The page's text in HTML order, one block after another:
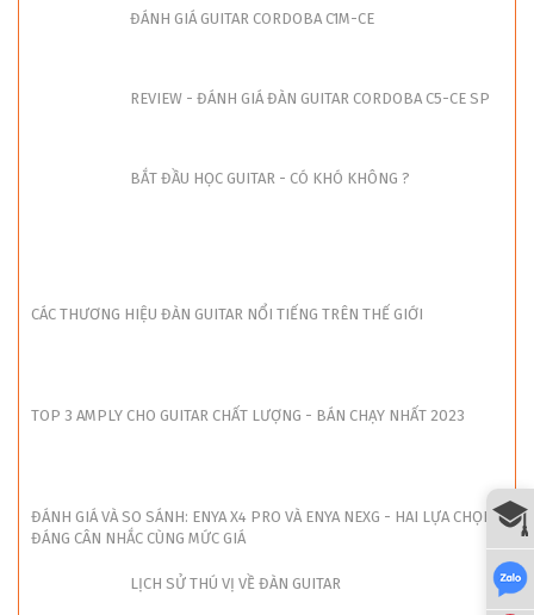
ĐÁNH GIÁ GUITAR CORDOBA C1M-CE
REVIEW - ĐÁNH GIÁ ĐÀN GUITAR CORDOBA C5-CE SP
BẮT ĐẦU HỌC GUITAR - CÓ KHÓ KHÔNG ?
CÁC THƯƠNG HIỆU ĐÀN GUITAR NỔI TIẾNG TRÊN THẾ GIỚI
TOP 3 AMPLY CHO GUITAR CHẤT LƯỢNG - BÁN CHẠY NHẤT 2023
ĐÁNH GIÁ VÀ SO SÁNH: ENYA X4 PRO VÀ ENYA NEXG - HAI LỰA CHỌN
ĐÁNG CÂN NHẮC CÙNG MỨC GIÁ
LỊCH SỬ THÚ VỊ VỀ ĐÀN GUITAR